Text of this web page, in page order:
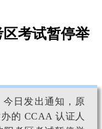
考试暂停举
日发出通知，原
的 CCAA 认证人